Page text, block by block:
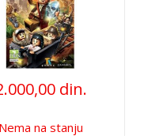
din.
Nema na stanju